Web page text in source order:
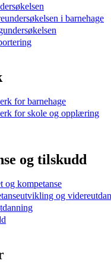
i barnehage
for barnehage
for skole og opplæring
og tilskudd
og kompetanse
og